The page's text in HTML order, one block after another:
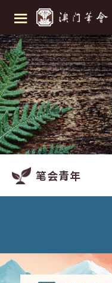
≡
笔会青年